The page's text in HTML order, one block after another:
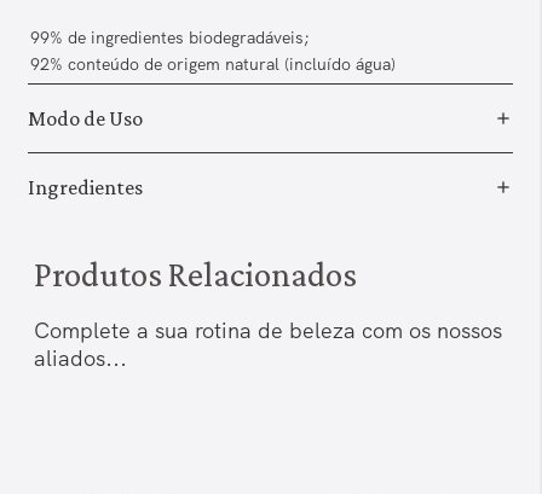
99% de ingredientes biodegradáveis;
92% conteúdo de origem natural (incluído água)
Modo de Uso
Ingredientes
Produtos Relacionados
Complete a sua rotina de beleza com os nossos
aliados...